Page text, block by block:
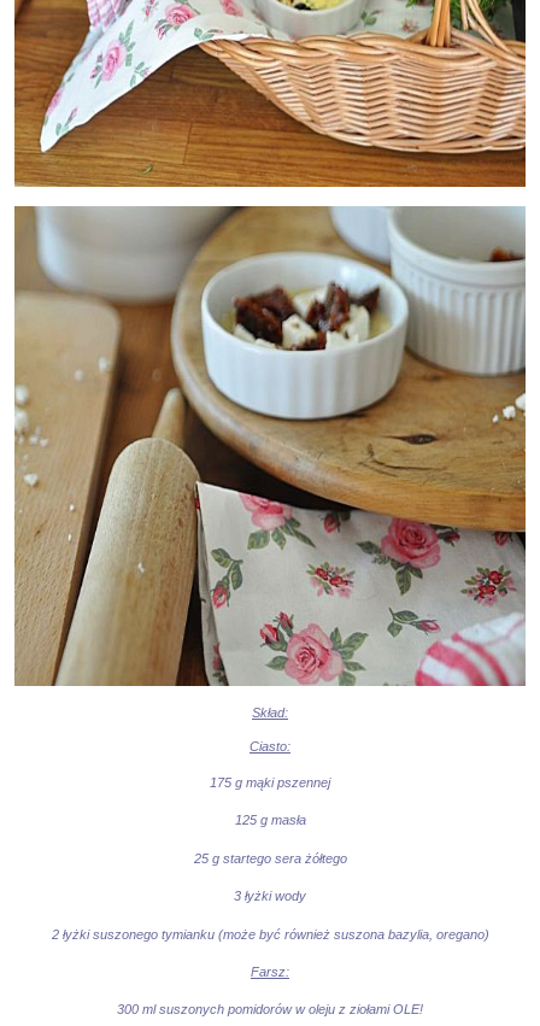
Skład:
Ciasto:
175 g mąki pszennej
125 g masła
25 g startego sera żółtego
3 łyżki wody
2 łyżki suszonego tymianku (może być również suszona bazylia, oregano)
Farsz:
300 ml suszonych pomidorów w oleju z ziołami OLE!